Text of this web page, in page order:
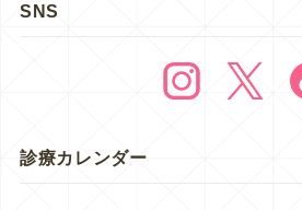
SNS
診療カレンダー